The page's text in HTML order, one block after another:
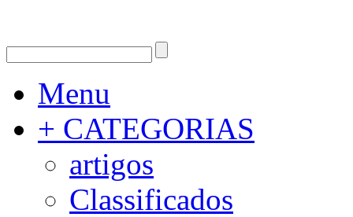
Menu
+ CATEGORIAS
artigos
Classificados